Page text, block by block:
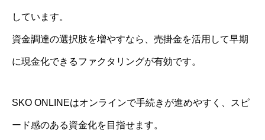
しています。
資金調達の選択肢を増やすなら、売掛金を活用して早期
に現金化できるファクタリングが有効です。
SKO ONLINEはオンラインで手続きが進めやすく、スピ
ード感のある資金化を目指せます。